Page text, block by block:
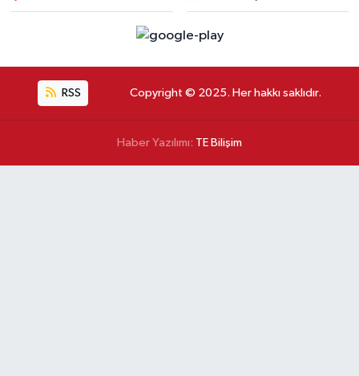
RSS Copyright © 2025. Her hakkı saklıdır.
Haber Yazılımı: TE Bilişim